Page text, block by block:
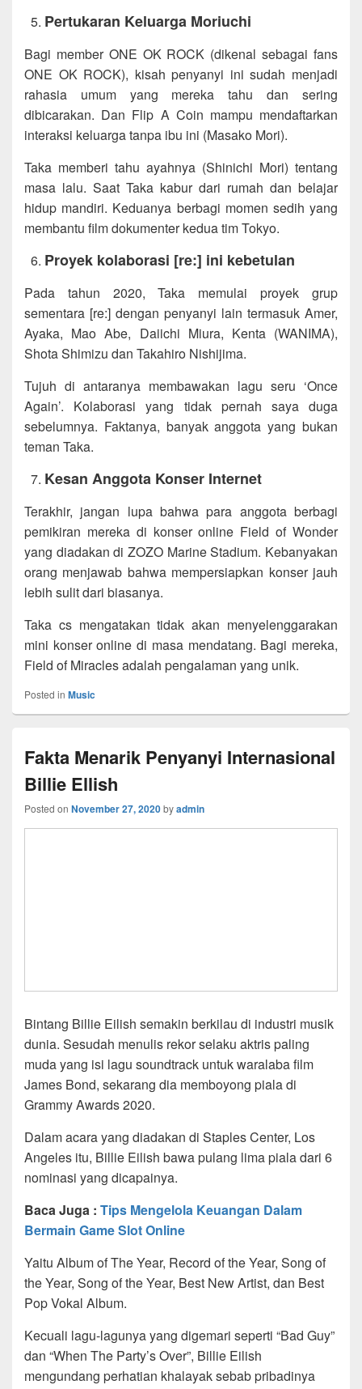
Pertukaran Keluarga Moriuchi
Bagi member ONE OK ROCK (dikenal sebagai fans
ONE OK ROCK), kisah penyanyi ini sudah menjadi
rahasia umum yang mereka tahu dan sering
dibicarakan. Dan Flip A Coin mampu mendaftarkan
interaksi keluarga tanpa ibu ini (Masako Mori).
Taka memberi tahu ayahnya (Shinichi Mori) tentang
masa lalu. Saat Taka kabur dari rumah dan belajar
hidup mandiri. Keduanya berbagi momen sedih yang
membantu film dokumenter kedua tim Tokyo.
Proyek kolaborasi [re:] ini kebetulan
Pada tahun 2020, Taka memulai proyek grup
sementara [re:] dengan penyanyi lain termasuk Amer,
Ayaka, Mao Abe, Daiichi Miura, Kenta (WANIMA),
Shota Shimizu dan Takahiro Nishijima.
Tujuh di antaranya membawakan lagu seru ‘Once
Again’. Kolaborasi yang tidak pernah saya duga
sebelumnya. Faktanya, banyak anggota yang bukan
teman Taka.
Kesan Anggota Konser Internet
Terakhir, jangan lupa bahwa para anggota berbagi
pemikiran mereka di konser online Field of Wonder
yang diadakan di ZOZO Marine Stadium. Kebanyakan
orang menjawab bahwa mempersiapkan konser jauh
lebih sulit dari biasanya.
Taka cs mengatakan tidak akan menyelenggarakan
mini konser online di masa mendatang. Bagi mereka,
Field of Miracles adalah pengalaman yang unik.
Posted in Music
Fakta Menarik Penyanyi Internasional
Billie Ellish
Posted on November 27, 2020byadmin
Bintang Billie Eilish semakin berkilau di industri musik
dunia. Sesudah menulis rekor selaku aktris paling
muda yang isi lagu soundtrack untuk waralaba film
James Bond, sekarang dia memboyong piala di
Grammy Awards 2020.
Dalam acara yang diadakan di Staples Center, Los
Angeles itu, Billie Eilish bawa pulang lima piala dari 6
nominasi yang dicapainya.
Baca Juga : Tips Mengelola Keuangan Dalam
Bermain Game Slot Online
Yaitu Album of The Year, Record of the Year, Song of
the Year, Song of the Year, Best New Artist, dan Best
Pop Vokal Album.
Kecuali lagu-lagunya yang digemari seperti “Bad Guy”
dan “When The Party’s Over”, Billie Eilish
mengundang perhatian khalayak sebab pribadinya